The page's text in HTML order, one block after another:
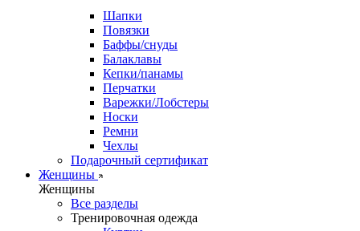
Шапки
Повязки
Баффы/снуды
Балаклавы
Кепки/панамы
Перчатки
Варежки/Лобстеры
Носки
Ремни
Чехлы
Подарочный сертификат
Женщины
Женщины
Все разделы
Тренировочная одежда